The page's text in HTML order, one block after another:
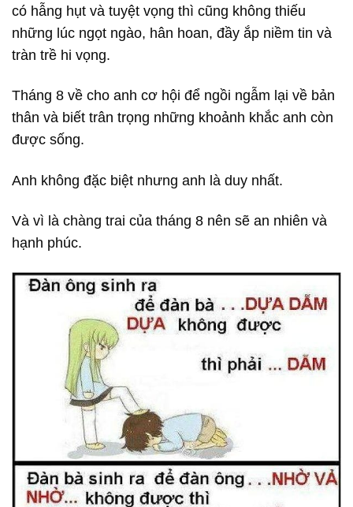
có hẫng hụt và tuyệt vọng thì cũng không thiếu
những lúc ngọt ngào, hân hoan, đầy ắp niềm tin và
tràn trề hi vọng.
Tháng 8 về cho anh cơ hội để ngồi ngẫm lại về bản
thân và biết trân trọng những khoảnh khắc anh còn
được sống.
Anh không đặc biệt nhưng anh là duy nhất.
Và vì là chàng trai của tháng 8 nên sẽ an nhiên và
hạnh phúc.